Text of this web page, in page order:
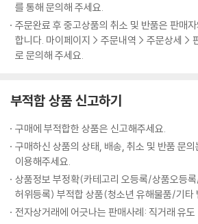
20세기 가장 지성적인 작가 솔 벨로의 대표작
에서 출간되었다. 「오기 마치의 모험」, 「비의 왕
그것인데, 이들 작품은 순서대로 솔 벨로의 세
칭해지는 솔 벨로는, 그가 없이는 현대 미국문학
난한 환경에서 자랐음에도 그의 문학은 특유의
연유된 긍정적인 인생관으로 웃음과 유머, 희망
량에서 비롯된 해박함과 글쓰기에 대한 무서운
전미 도서상을 거머쥐고 노벨문학상을 수상하는
실이 녹아들어 자칫 개인의 일기가 될 소지가 있
주제가 되는 우를 범하지 않고 어느 시기, 어느
를 통해 문의해 주세요.
주문완료 후 중고상품의 취소 및 반품은 판매
합니다. 마이페이지 > 주문내역 > 주문상세 >
로 문의해 주세요.
부적합 상품 신고하기
구매에 부적합한 상품은 신고해주세요.
구매하신 상품의 상태, 배송, 취소 및 반품 문
이용해주세요.
상품정보 부정확(카테고리 오등록/상품오등
허위등록) 부적합 상품(청소년 유해물품/기타
전자상거래에 어긋나는 판매사례: 직거래 유도